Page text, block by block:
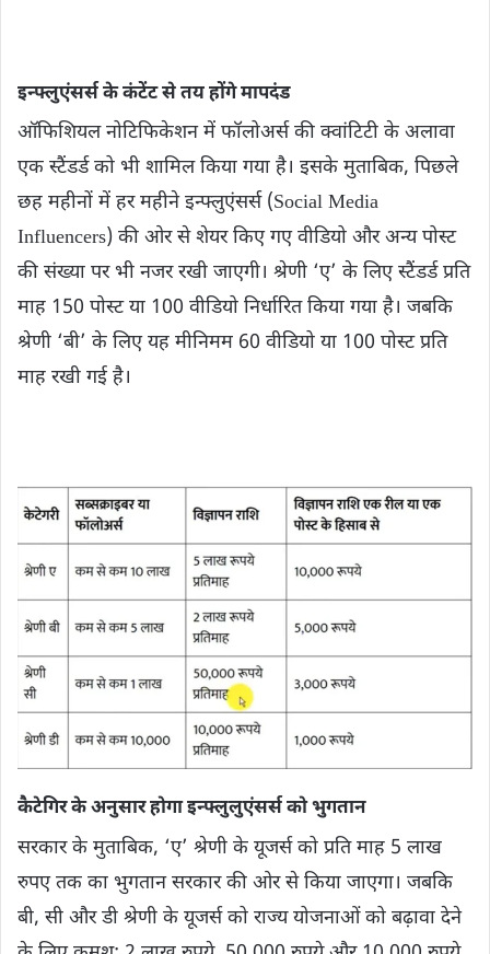
इन्फ्लुएंसर्स के कंटेंट से तय होंगे मापदंड
ऑफिशियल नोटिफिकेशन में फॉलोअर्स की क्‍वांटिटी के अलावा
एक स्‍टैंडर्ड को भी शामिल किया गया है। इसके मुताबिक, पिछले
छह महीनों में हर महीने इन्फ्लुएंसर्स (Social Media
Influencers) की ओर से शेयर किए गए वीडियो और अन्य पोस्ट
की संख्या पर भी नजर रखी जाएगी। श्रेणी ‘ए’ के लिए स्‍टैंडर्ड प्रति
माह 150 पोस्ट या 100 वीडियो निर्धारित किया गया है। जबकि
श्रेणी ‘बी’ के लिए यह मीनिमम 60 वीडियो या 100 पोस्ट प्रति
माह रखी गई है।
कैटेगिर के अनुसार होगा इन्‍फ्लुलुएंसर्स को भुगतान
सरकार के मुताबिक, ‘ए’ श्रेणी के यूजर्स को प्रति माह 5 लाख
रुपए तक का भुगतान सरकार की ओर से किया जाएगा। जबकि
बी, सी और डी श्रेणी के यूजर्स को राज्य योजनाओं को बढ़ावा देने